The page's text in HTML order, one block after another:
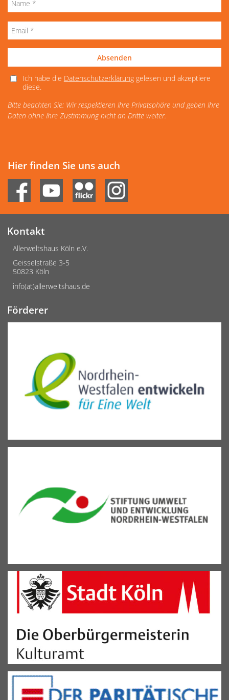
Absenden
Ich habe die Datenschutzerklärunggelesen und akzeptiere
diese.
Bitte beachten Sie: Wir respektieren Ihre Privatsphäre und geben Ihre
Daten ohne Ihre Zustimmung nicht an Dritte weiter.
Hier finden Sie uns auch
Kontakt
Allerweltshaus Köln e.V.
Geisselstraße 3-5
50823 Köln
info(at)allerweltshaus.de
Förderer